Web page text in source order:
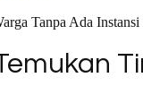
Tanpa Ada Instansi